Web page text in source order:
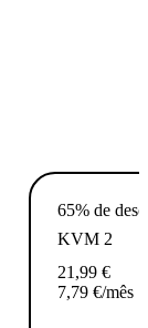
65% de
KVM 2
21,99 €
7,79 €/mês